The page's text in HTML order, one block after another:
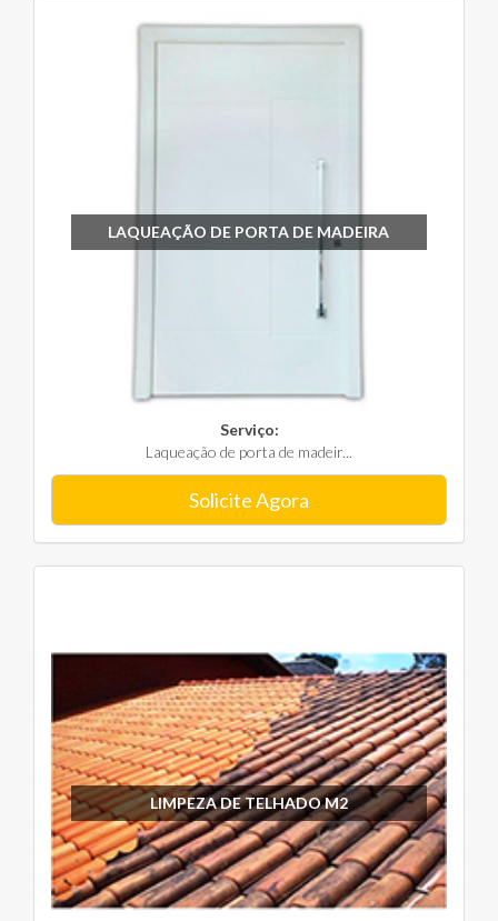
LAQUEAÇÃO DE PORTA DE MADEIRA
Serviço:
Laqueação de porta de madeir...
Solicite Agora
LIMPEZA DE TELHADO M2